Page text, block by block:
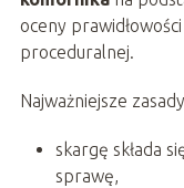
oceny
proceduralnej.
Najważniejsze
skargę składa
sprawę,